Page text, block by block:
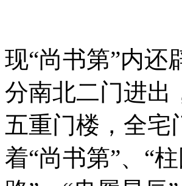
现“尚书第”内还
分南北二门进出
五重门楼，全宅
着“尚书第”、“